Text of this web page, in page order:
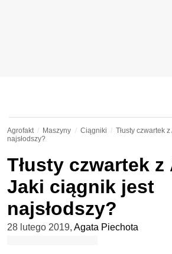
Agrofakt Maszyny Ciągniki
Tłusty czwartek
najsłodszy?
Tłusty czwartek z
Jaki ciągnik jest
najsłodszy?
28 lutego 2019, Agata Piechota